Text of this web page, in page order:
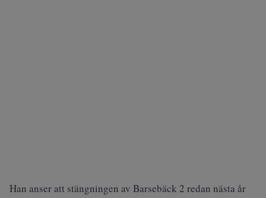
Han anser att stängningen av Barsebäck 2 redan nästa år